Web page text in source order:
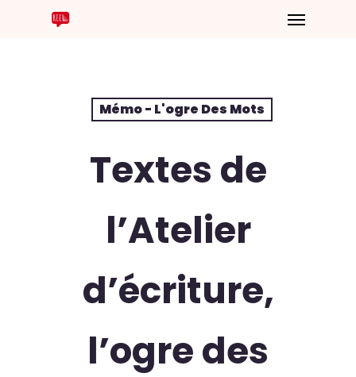
Mémo - L'ogre Des Mots
Textes de
l’Atelier
d’écriture,
l’ogre des